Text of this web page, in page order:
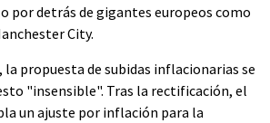
por detrás de gigantes europeos como
City.
la propuesta de subidas inflacionarias se
"insensible". Tras la rectificación, el
un ajuste por inflación para la